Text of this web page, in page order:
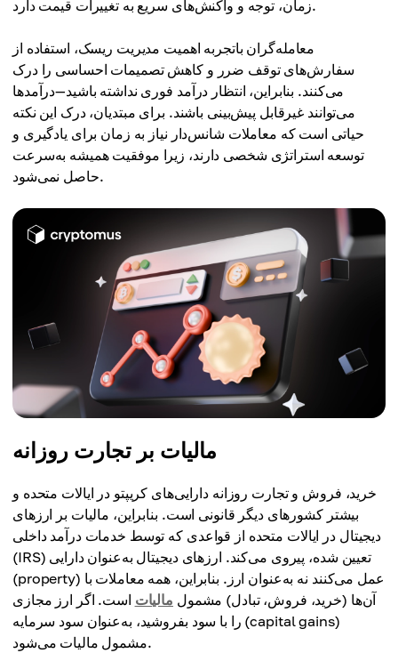
زمان، توجه و واکنش‌های سریع به تغییرات قیمت دارد.
معامله‌گران باتجربه اهمیت مدیریت ریسک، استفاده از
سفارش‌های توقف ضرر و کاهش تصمیمات احساسی را درک
می‌کنند. بنابراین، انتظار درآمد فوری نداشته باشید—درآمدها
می‌توانند غیرقابل پیش‌بینی باشند. برای مبتدیان، درک این نکته
حیاتی است که معاملات شانس‌دار نیاز به زمان برای یادگیری و
توسعه استراتژی شخصی دارند، زیرا موفقیت همیشه به‌سرعت
حاصل نمی‌شود.
مالیات بر تجارت روزانه
خرید، فروش و تجارت روزانه دارایی‌های کریپتو در ایالات متحده و
بیشتر کشورهای دیگر قانونی است. بنابراین، مالیات بر ارزهای
دیجیتال در ایالات متحده از قواعدی که توسط خدمات درآمد داخلی
(IRS) تعیین شده، پیروی می‌کند. ارزهای دیجیتال به‌عنوان دارایی
(property) عمل می‌کنند نه به‌عنوان ارز. بنابراین، همه معاملات با
آن‌ها (خرید، فروش، تبادل) مشمول مالیات است. اگر ارز مجازی
را با سود بفروشید، به‌عنوان سود سرمایه (capital gains)
مشمول مالیات می‌شود.